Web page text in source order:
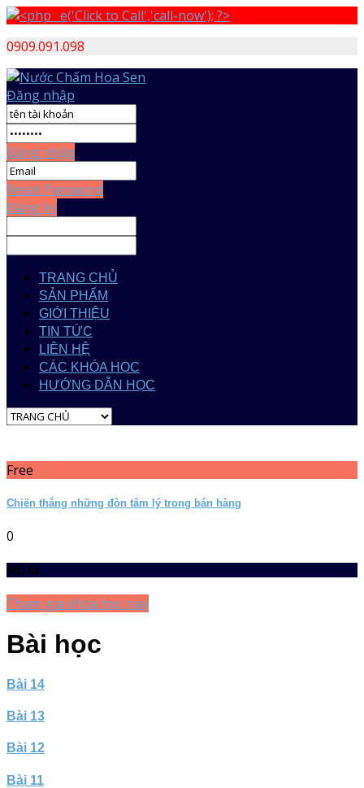
0909.091.098
Đăng nhập
Đăng nhập
Reset Password
Đăng ký
TRANG CHỦ
SẢN PHẨM
GIỚI THIỆU
TIN TỨC
LIÊN HỆ
CÁC KHÓA HỌC
HƯỚNG DẪN HỌC
Free
Chiến thắng những đòn tâm lý trong bán hàng
0
Mô tả
Tham gia khóa học này
Bài học
Bài 14
Bài 13
Bài 12
Bài 11